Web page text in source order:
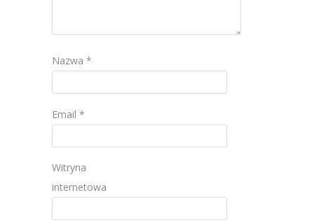
Nazwa *
Email *
Witryna
internetowa